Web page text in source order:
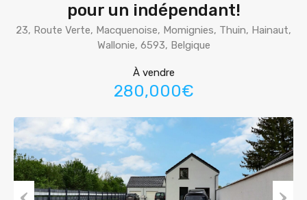
pour un indépendant!
23, Route Verte, Macquenoise, Momignies, Thuin, Hainaut,
Wallonie, 6593, Belgique
À vendre
280,000€